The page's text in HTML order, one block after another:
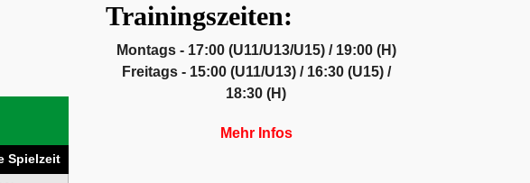
Spielzeit
Trainingszeiten:
Montags - 17:00 (U11/U13/U15) / 19:00 (H)
Freitags - 15:00 (U11/U13) / 16:30 (U15) /
18:30 (H)
Mehr Infos